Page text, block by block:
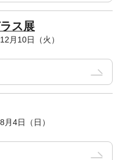
ス展
月10日（火）
4日（日）